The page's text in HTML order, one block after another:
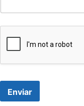
Enviar